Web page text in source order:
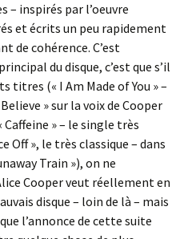
– inspirés par l’oeuvre
et écrits un peu rapidement
de cohérence. C’est
du disque, c’est que s’il
titres (« I Am Made of You » –
» sur la voix de Cooper
» – le single très
Off », le très classique – dans
Train »), on ne
Cooper veut réellement en
disque – loin de là – mais
l’annonce de cette suite